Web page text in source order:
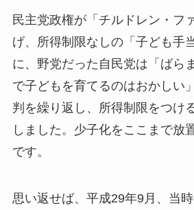
民主党政権が「チルドレン・フ
げ、所得制限なしの「子ども手
に、野党だった自民党は「ばら
で子どもを育てるのはおかしい
判を繰り返し、所得制限をつけ
しました。少子化をここまで放
です。
思い返せば、平成29年9月、当